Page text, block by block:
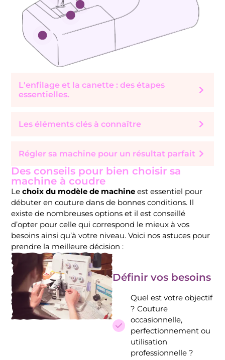
L'enfilage et la canette : des étapes
essentielles.
Les éléments clés à connaître
Régler sa machine pour un résultat parfait
Des conseils pour bien choisir sa
machine à coudre
Lechoix du modèle de machine est essentiel pour
débuter en couture dans de bonnes conditions. Il
existe de nombreuses options et il est conseillé
d’opter pour celle qui correspond le mieux à vos
besoins ainsi qu’à votre niveau. Voici nos astuces pour
prendre la meilleure décision :
Définir vos besoins
Quel est votre objectif
? Couture
occasionnelle,
perfectionnement ou
utilisation
professionnelle ?